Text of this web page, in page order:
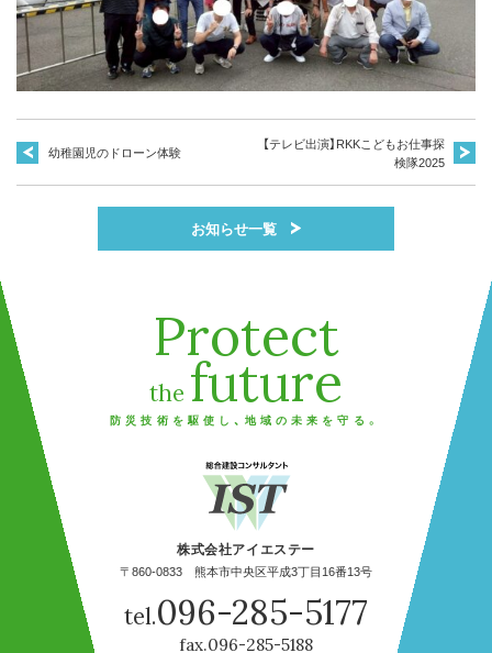
幼稚園児のドローン体験
【テレビ出演】RKKこどもお仕事探
検隊2025
お知らせ一覧
Protect
the future
防災技術を駆使し、地域の未来を守る。
株式会社アイエステー
〒860-0833 熊本市中央区平成3丁目16番13号
tel.096-285-5177
fax.096-285-5188